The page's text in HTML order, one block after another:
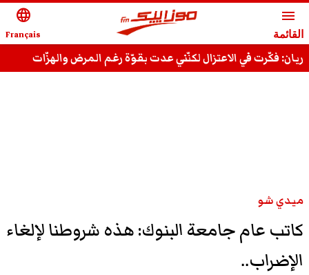
menu
القائمة
language
Français
ريان: فكّرت في الاعتزال لكنّني عدت بقوّة رغم المرض والهزّات
ميدي شو
كاتب عام جامعة البنوك: هذه شروطنا لإلغاء
الإضراب..